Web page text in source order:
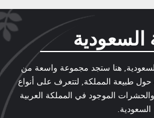
السعودية
هنا ستجد مجموعة واسعة من
حول طبيعة المملكة, لتتعرف على أنواع
والحشرات الموجود في المملكة العربية
السعودية.